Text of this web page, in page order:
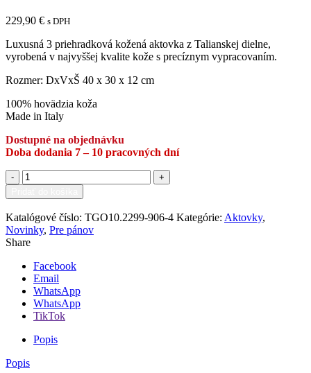
229,90 € s DPH
Luxusná 3 priehradková kožená aktovka z Talianskej dielne,
vyrobená v najvyššej kvalite kože s precíznym vypracovaním.
Rozmer: DxVxŠ 40 x 30 x 12 cm
100% hovädzia koža
Made in Italy
Dostupné na objednávku
množstvo
Luxusná
kožená
aktovka
Aurelio
hnedá
-
3
priehradky
Katalógové číslo: TGO10.2299-906-4 Kategórie: Aktovky,
Novinky, Pre pánov
Share
Facebook
Email
WhatsApp
WhatsApp
TikTok
Popis
Popis